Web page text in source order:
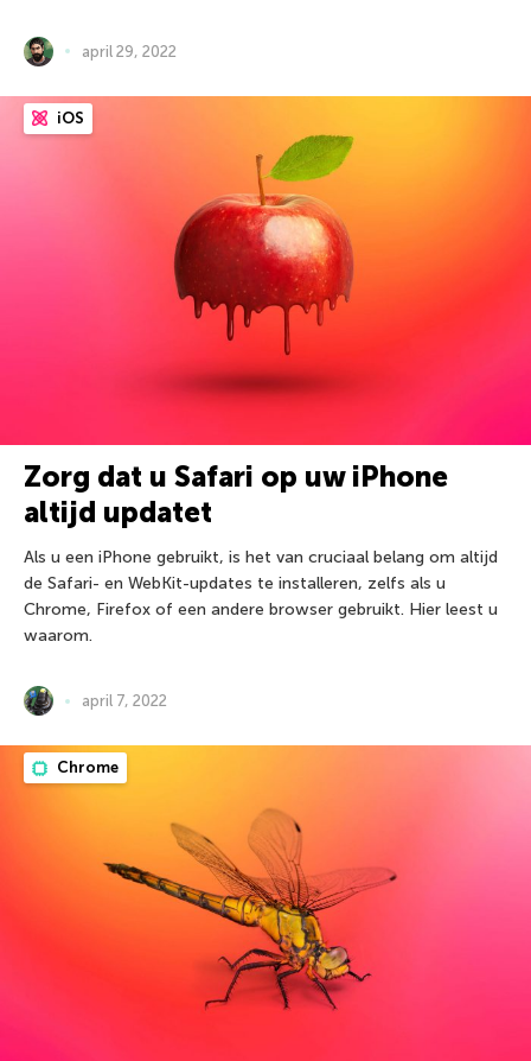
april 29, 2022
iOS
Zorg dat u Safari op uw iPhone
altijd updatet
Als u een iPhone gebruikt, is het van cruciaal belang om altijd
de Safari- en WebKit-updates te installeren, zelfs als u
Chrome, Firefox of een andere browser gebruikt. Hier leest u
waarom.
april 7, 2022
Chrome